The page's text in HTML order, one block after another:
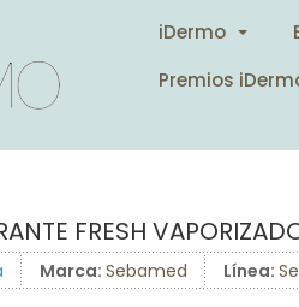
iDermo
Premios
FRESH
Marca: Sebamed Línea: